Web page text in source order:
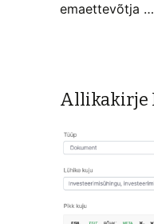
emaettevõtja
Allikakirje